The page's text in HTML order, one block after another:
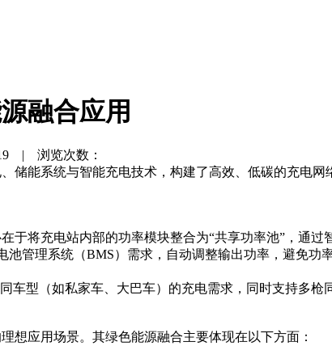
融合应用
| 浏览次数：
储能系统与智能充电技术，构建了高效、低碳的充电
于将充电站内部的功率模块整合为“共享功率池”，通
管理系统（BMS）需求，自动调整输出功率，避免功
型（如私家车、大巴车）的充电需求，同时支持多枪
想应用场景。其绿色能源融合主要体现在以下方面：